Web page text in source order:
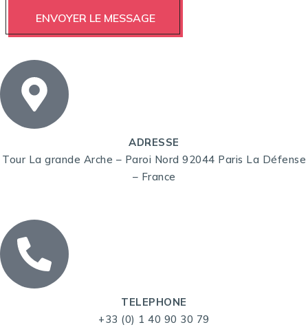
ADRESSE
Tour La grande Arche – Paroi Nord 92044 Paris La Défense
– France
TELEPHONE
+33 (0) 1 40 90 30 79